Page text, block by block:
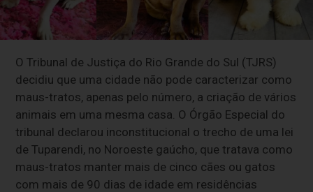
O Tribunal de Justiça do Rio Grande do Sul (TJRS)
decidiu que uma cidade não pode caracterizar como
maus-tratos, apenas pelo número, a criação de vários
animais em uma mesma casa. O Órgão Especial do
tribunal declarou inconstitucional o trecho de uma lei
de Tuparendi, no Noroeste gaúcho, que tratava como
maus-tratos manter mais de cinco cães ou gatos
com mais de 90 dias de idade em residências